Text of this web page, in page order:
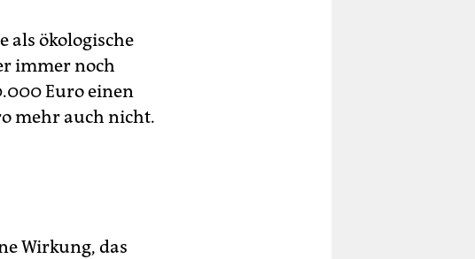
als ökologische
immer noch
Euro einen
mehr auch nicht.
Wirkung, das